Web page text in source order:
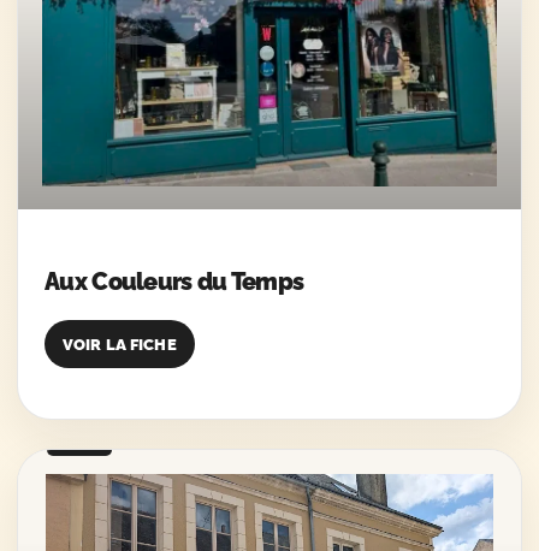
Aux Couleurs du Temps
VOIR LA FICHE